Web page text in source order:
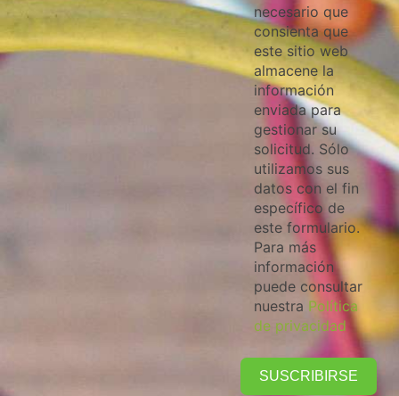
necesario que
consienta que
este sitio web
almacene la
información
enviada para
gestionar su
solicitud. Sólo
utilizamos sus
datos con el fin
específico de
este formulario.
Para más
información
puede consultar
nuestra Política
de privacidad
SUSCRIBIRSE